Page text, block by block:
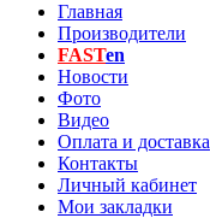
Главная
Производители
FASTen
Новости
Фото
Видео
Оплата и доставка
Контакты
Личный кабинет
Мои закладки